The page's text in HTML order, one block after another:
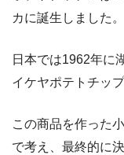
カに誕生しました。
日本では1962年に
イケヤポテトチッ
この商品を作った
で考え、最終的に